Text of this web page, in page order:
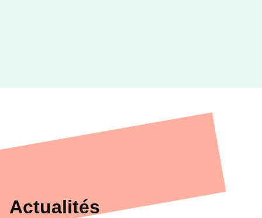
Actualités